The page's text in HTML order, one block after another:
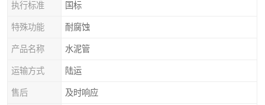
执行标准 国标
特殊功能 耐腐蚀
产品名称 水泥管
运输方式 陆运
售后 及时响应